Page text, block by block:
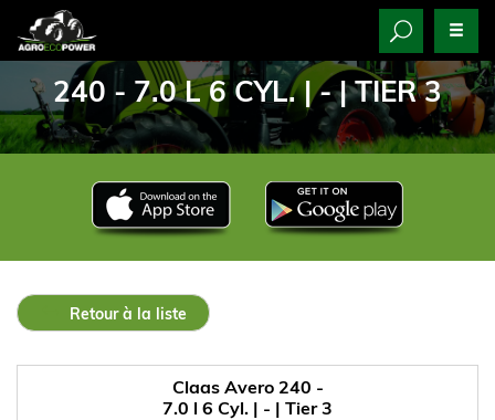
240 - 7.0 L 6 CYL. | - | TIER 3
Retour à la liste
Claas Avero 240 -
7.0 l 6 Cyl. | - | Tier 3